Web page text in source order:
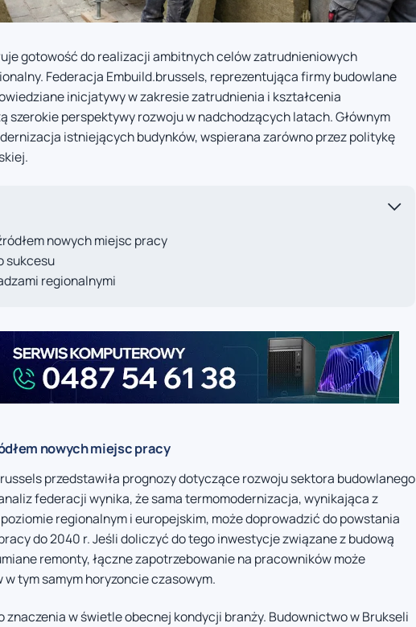
gotowość do realizacji ambitnych celów zatrudnieniowych
Federacja Embuild.brussels, reprezentująca firmy budowlane
inicjatywy w zakresie zatrudnienia i kształcenia
szerokie perspektywy rozwoju w nadchodzących latach. Głównym
istniejących budynków, wspierana zarówno przez politykę
nowych miejsc pracy
sukcesu
regionalnymi
nowych miejsc pracy
przedstawiła prognozy dotyczące rozwoju sektora budowlanego
federacji wynika, że sama termomodernizacja, wynikająca z
regionalnym i europejskim, może doprowadzić do powstania
do 2040 r. Jeśli doliczyć do tego inwestycje związane z budową
remonty, łączne zapotrzebowanie na pracowników może
tym samym horyzoncie czasowym.
znaczenia w świetle obecnej kondycji branży. Budownictwo w Brukseli